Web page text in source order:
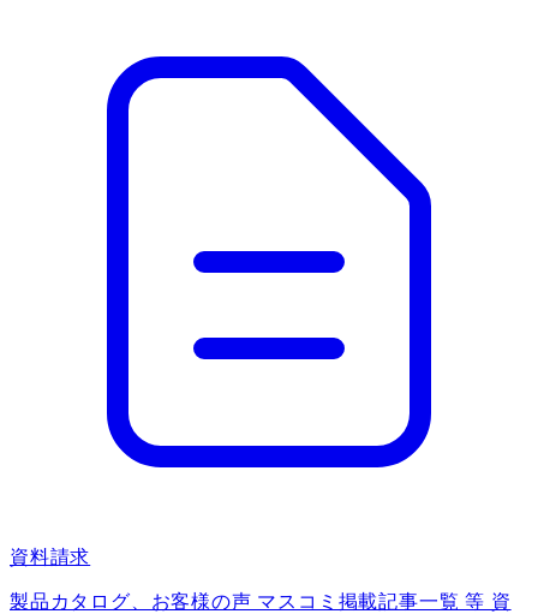
資料請求
製品カタログ、お客様の声 マスコミ掲載記事一覧 等 資